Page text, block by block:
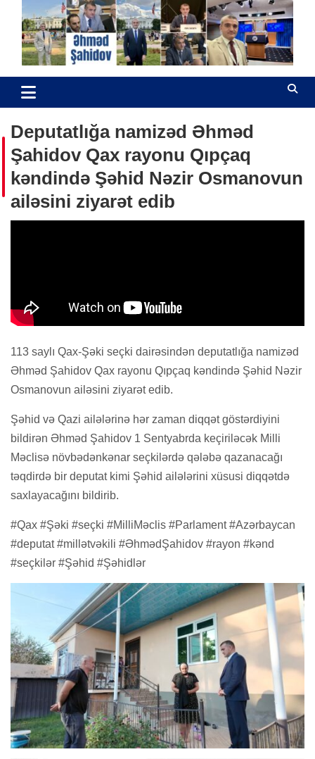
content
Əhməd Şahidov
Hüquq müdafiəçisi
Deputatlığa namizəd Əhməd
Şahidov Qax rayonu Qıpçaq
kəndində Şəhid Nəzir Osmanovun
ailəsini ziyarət edib
113 saylı Qax-Şəki seçki dairəsindən deputatlığa namizəd
Əhməd Şahidov Qax rayonu Qıpçaq kəndində Şəhid Nəzir
Osmanovun ailəsini ziyarət edib.
Şəhid və Qazi ailələrinə hər zaman diqqət göstərdiyini
bildirən Əhməd Şahidov 1 Sentyabrda keçiriləcək Milli
Məclisə növbədənkənar seçkilərdə qələbə qazanacağı
təqdirdə bir deputat kimi Şəhid ailələrini xüsusi diqqətdə
saxlayacağını bildirib.
#Qax #Şəki #seçki #MilliMəclis #Parlament #Azərbaycan
#deputat #millətvəkili #ƏhmədŞahidov #rayon #kənd
#seçkilər #Şəhid #Şəhidlər